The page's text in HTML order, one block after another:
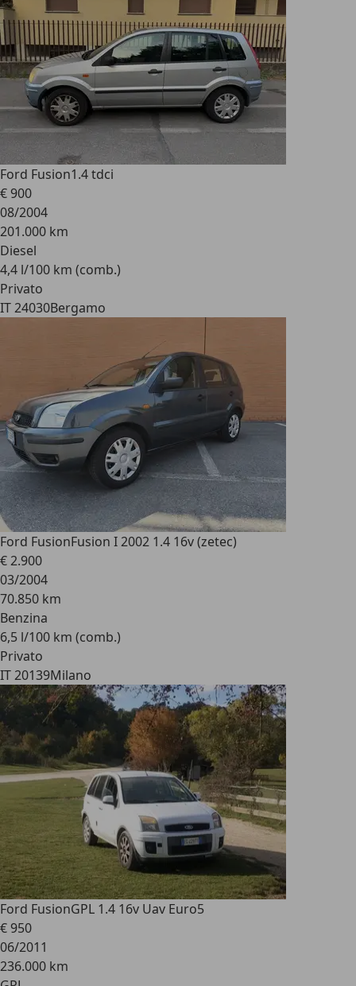
Ford Fusion1.4 tdci
€ 900
08/2004
201.000 km
Diesel
4,4 l/100 km (comb.)
Privato
IT 24030Bergamo
Ford FusionFusion I 2002 1.4 16v (zetec)
€ 2.900
03/2004
70.850 km
Benzina
6,5 l/100 km (comb.)
Privato
IT 20139Milano
Ford FusionGPL 1.4 16v Uav Euro5
€ 950
06/2011
236.000 km